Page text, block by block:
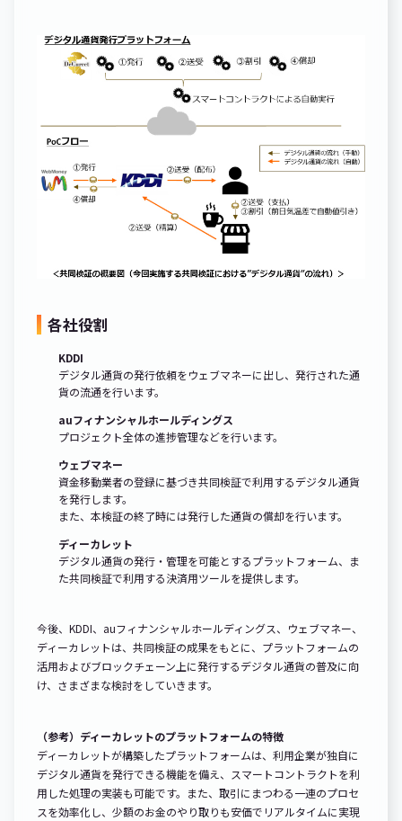
各社役割
KDDI
デジタル通貨の発行依頼をウェブマネーに出し、発行された通
貨の流通を行います。
auフィナンシャルホールディングス
プロジェクト全体の進捗管理などを行います。
ウェブマネー
資金移動業者の登録に基づき共同検証で利用するデジタル通貨
を発行します。
また、本検証の終了時には発行した通貨の償却を行います。
ディーカレット
デジタル通貨の発行・管理を可能とするプラットフォーム、ま
た共同検証で利用する決済用ツールを提供します。
今後、KDDI、auフィナンシャルホールディングス、ウェブマネー、
ディーカレットは、共同検証の成果をもとに、プラットフォームの
活用およびブロックチェーン上に発行するデジタル通貨の普及に向
け、さまざまな検討をしていきます。
（参考）ディーカレットのプラットフォームの特徴
ディーカレットが構築したプラットフォームは、利用企業が独自に
デジタル通貨を発行できる機能を備え、スマートコントラクトを利
用した処理の実装も可能です。また、取引にまつわる一連のプロセ
スを効率化し、少額のお金のやり取りも安価でリアルタイムに実現